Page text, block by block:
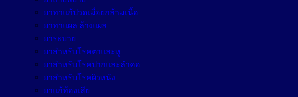
ยาทาแก้ปวดเมื่อยกล้ามเนื้อ
ยาทาแผล ล้างแผล
ยาระบาย
ยาสำหรับโรคตาและหู
ยาสำหรับโรคปากและลำคอ
ยาสำหรับโรคผิวหนัง
ยาแก้ท้องเสีย